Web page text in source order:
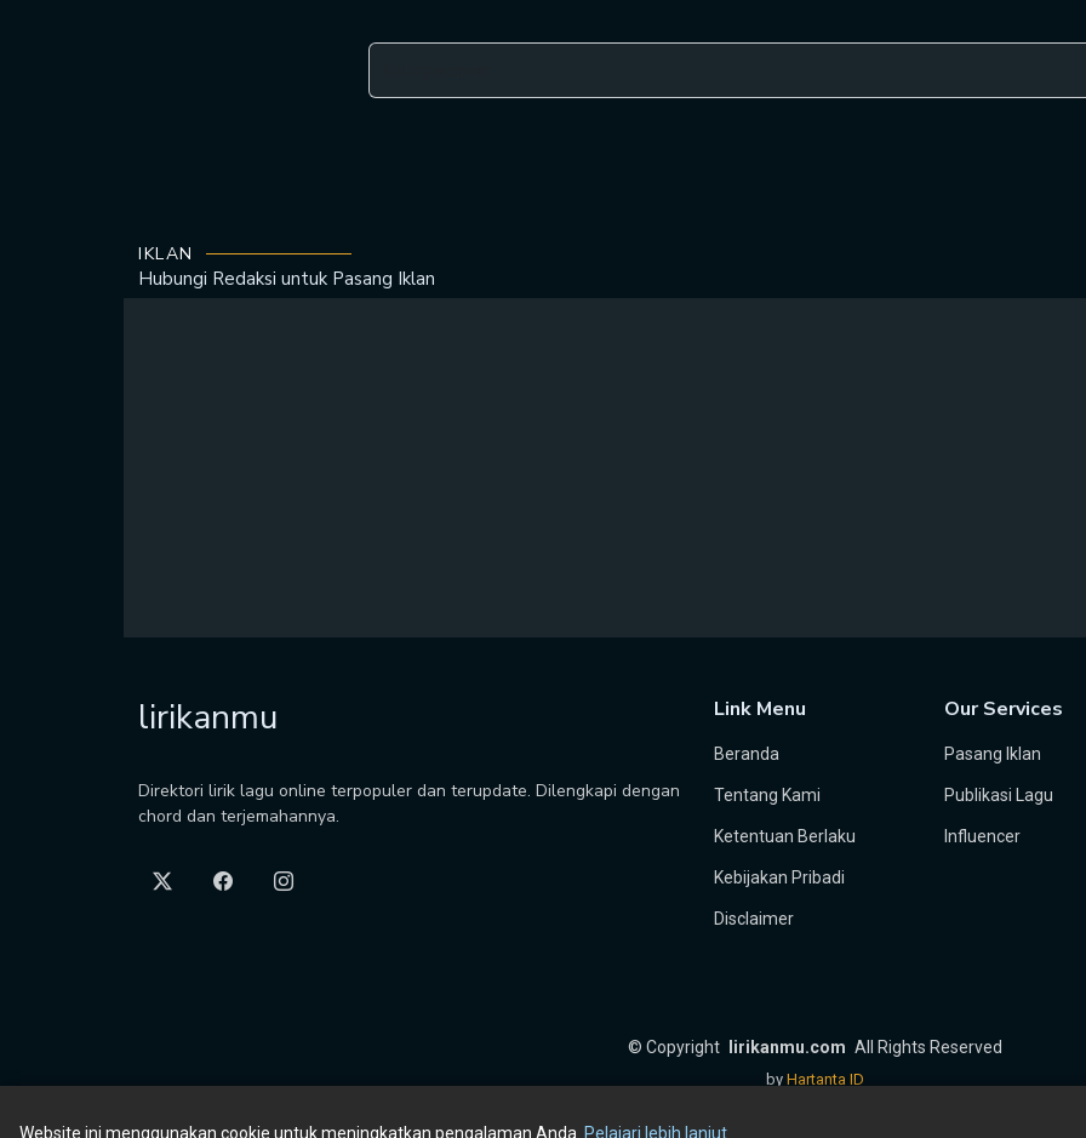
IKLAN
Hubungi Redaksi untuk Pasang Iklan
lirikanmu
Direktori lirik lagu online terpopuler dan terupdate. Dilengkapi dengan
chord dan terjemahannya.
Link Menu
Beranda
Tentang Kami
Ketentuan Berlaku
Kebijakan Pribadi
Disclaimer
Our Services
Pasang Iklan
Publikasi Lagu
Influencer
© Copyright lirikanmu.com All Rights Reserved
by Hartanta ID
Website ini menggunakan cookie untuk meningkatkan pengalaman Anda. Pelajari lebih lanjut